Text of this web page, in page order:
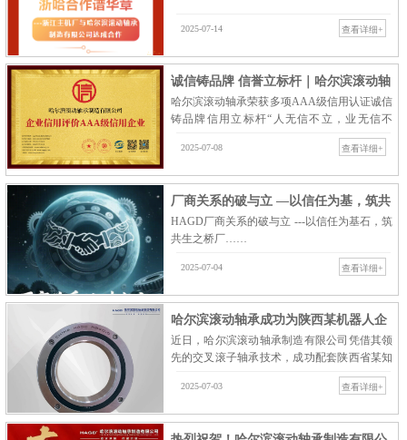
2025-07-14 查看详细+
诚信铸品牌 信誉立标杆｜哈尔滨滚动轴
承制造有限公司…
哈尔滨滚动轴承荣获多项AAA级信用认证诚信
铸品牌信用立标杆“人无信不立，业无信不
兴。”近日，哈尔滨滚动轴承制造有限公司在
企业诚信体系建设领域实……
2025-07-08 查看详细+
厂商关系的破与立 —以信任为基，筑共
生之桥
HAGD厂商关系的破与立 ---以信任为基石，筑
共生之桥厂……
2025-07-04 查看详细+
哈尔滨滚动轴承成功为陕西某机器人企
业配套
近日，哈尔滨滚动轴承制造有限公司凭借其领
先的交叉滚子轴承技术，成功配套陕西省某知
名机器人企业，成为其新一代高性能机器人核
心旋转关节轴承解决……
2025-07-03 查看详细+